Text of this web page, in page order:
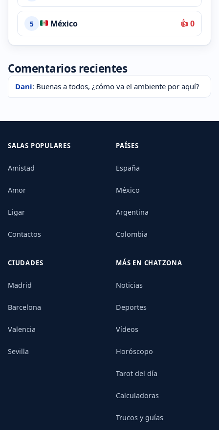
5 México 👍 0
Comentarios recientes
Dani: Buenas a todos, ¿cómo va el ambiente por aquí?
SALAS POPULARES
Amistad
Amor
Ligar
Contactos
PAÍSES
España
México
Argentina
Colombia
CIUDADES
Madrid
Barcelona
Valencia
Sevilla
MÁS EN CHATZONA
Noticias
Deportes
Vídeos
Horóscopo
Tarot del día
Calculadoras
Trucos y guías